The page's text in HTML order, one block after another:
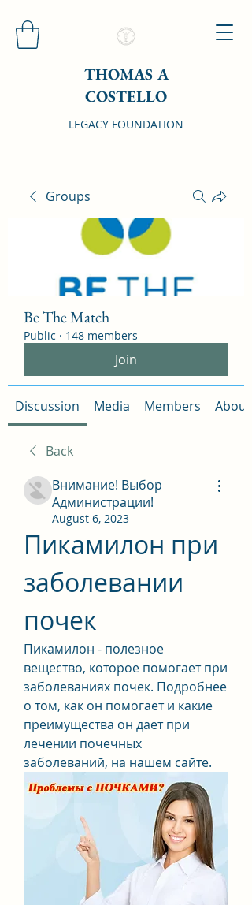
THOMAS A
COSTELLO
LEGACY FOUNDATION
Groups
Be The Match
Public · 148 members
Join
Discussion Media Members About
Back
Внимание! Выбор
Администрации!
August 6, 2023
Пикамилон при
заболевании
почек
Пикамилон - полезное
вещество, которое помогает при
заболеваниях почек. Подробнее
о том, как он помогает и какие
преимущества он дает при
лечении почечных
заболеваний, на нашем сайте.